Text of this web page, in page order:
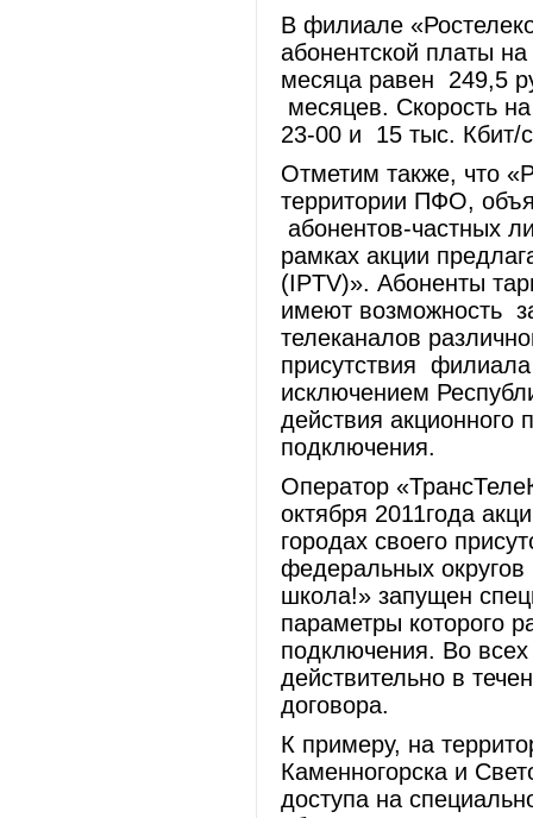
В филиале
абонентской платы
месяца равен 249,5
месяцев. Скорость
23-00 и 15 тыс. Кбит/
Отметим также, что
территории ПФО,
абонентов-частных
рамках акции
(IPTV)». Абоненты
имеют возможность
телеканалов
присутствия
исключением
действия
подключения.
Оператор
октября 2011года
городах своего
федеральных
школа!» запущен
параметры которого
подключения. Во
действительно в
договора.
К примеру, на
Каменногорска и
доступа на